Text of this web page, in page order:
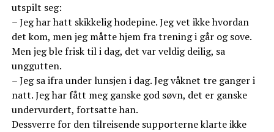
utspilt seg:
– Jeg har hatt skikkelig hodepine. Jeg vet ikke hvordan
det kom, men jeg måtte hjem fra trening i går og sove.
Men jeg ble frisk til i dag, det var veldig deilig, sa
unggutten.
– Jeg sa ifra under lunsjen i dag. Jeg våknet tre ganger i
natt. Jeg har fått meg ganske god søvn, det er ganske
undervurdert, fortsatte han.
Dessverre for den tilreisende supporterne klarte ikke